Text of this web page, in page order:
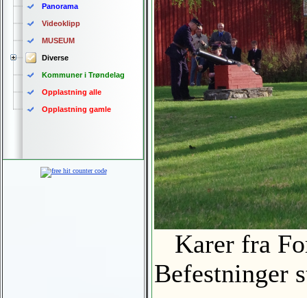
Panorama
Videoklipp
MUSEUM
Diverse
Kommuner i Trøndelag
Opplastning alle
Opplastning gamle
Karer fra
Befestninger